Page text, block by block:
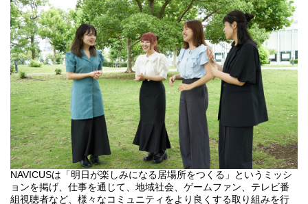
NAVICUSは「明日が楽しみになる居場所をつくる」というミッシ
ョンを掲げ、仕事を通じて、地域社会、ゲームファン、テレビ番
組視聴者など、様々なコミュニティをより良くする取り組みを行